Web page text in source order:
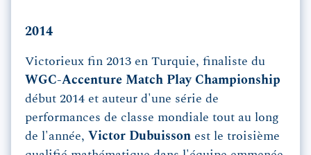
2014
Victorieux fin 2013 en Turquie, finaliste du
WGC-Accenture Match Play Championship
début 2014 et auteur d'une série de
performances de classe mondiale tout au long
de l'année, Victor Dubuisson est le troisième